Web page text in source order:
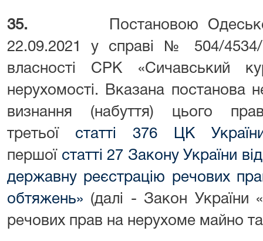
35.
Постановою
22.09.2021 у справі № 504/
власності СРК «Сичавський
нерухомості. Вказана постанова
визнання (набуття) цього
третьої статті 376 ЦК
першої статті 27 Закону України
державну реєстрацію речових
обтяжень» (далі - Закон України
речових прав на нерухоме майно